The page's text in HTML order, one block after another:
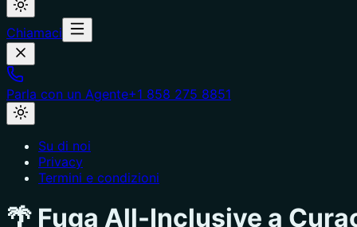
Chiamaci
Parla con un Agente+1 858 275 8851
Su di noi
Privacy
Termini e condizioni
🌴 Fuga All-Inclusive a